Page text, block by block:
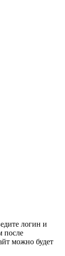
логин и
после
можно будет